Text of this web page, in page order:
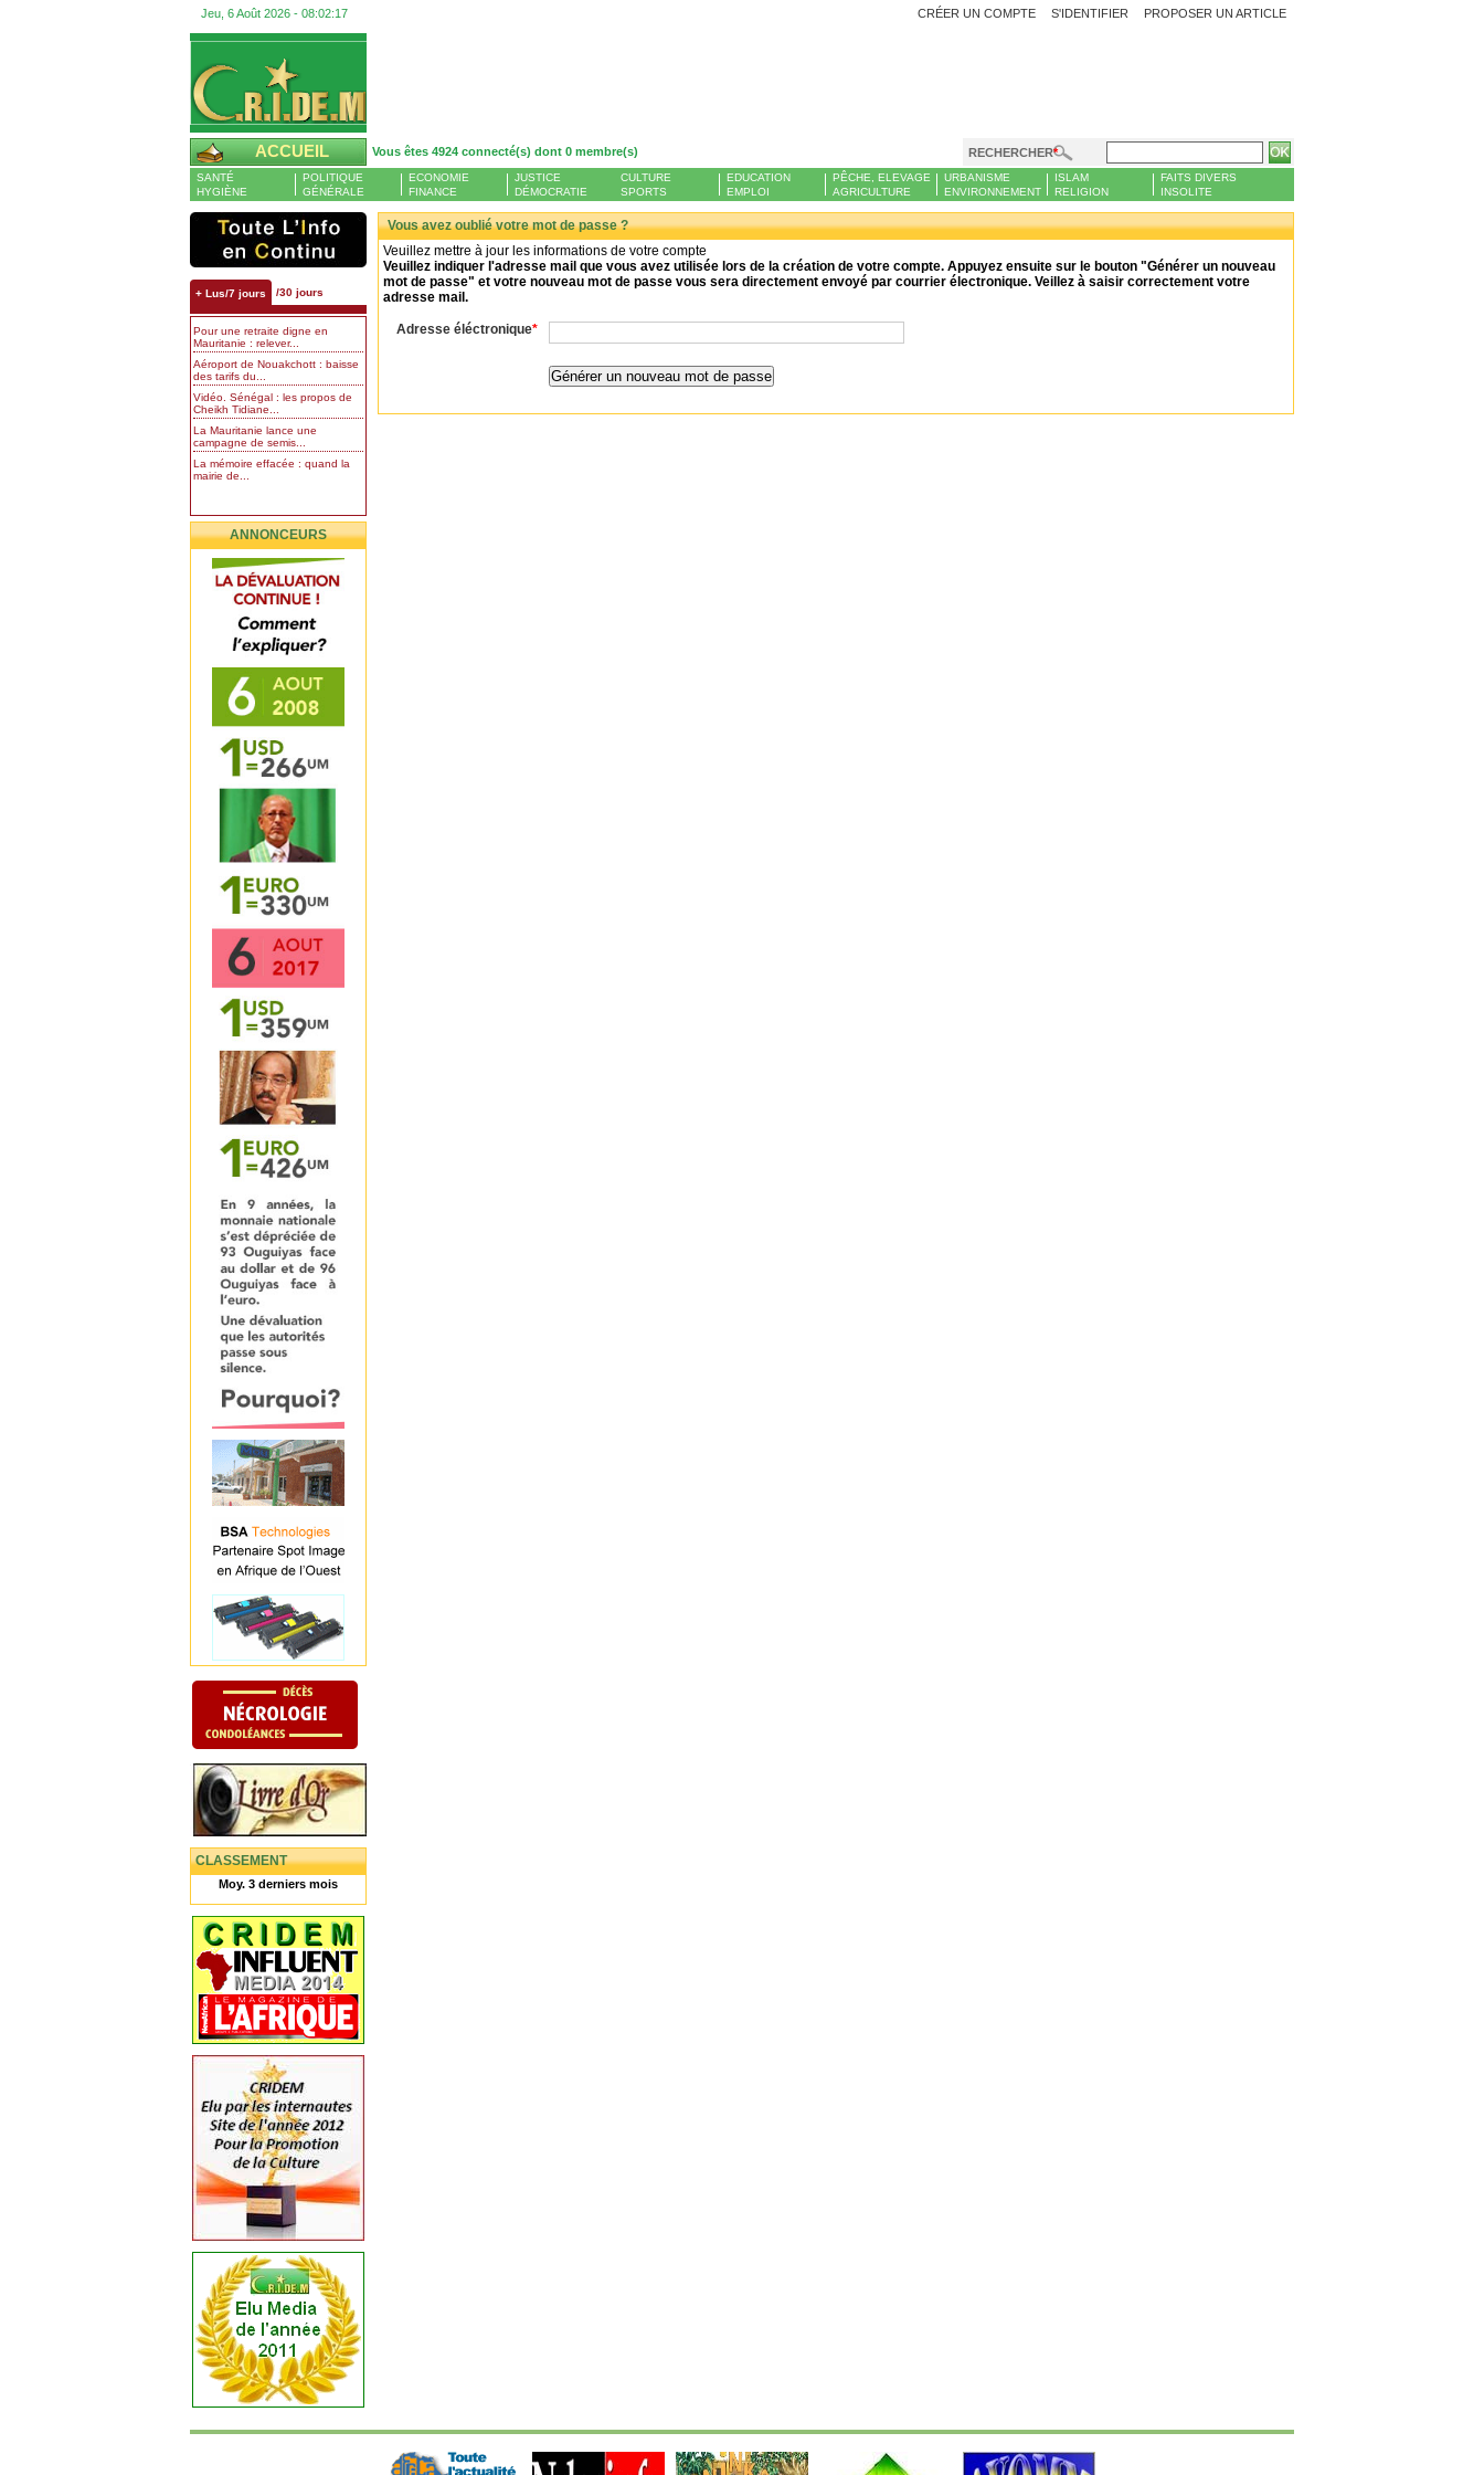
Jeu, 6 Août 2026 - 08:02:18 PROPOSER UN ARTICLE
CRÉER UN COMPTE S'IDENTIFIER
ACCUEIL Vous êtes 4924 connecté(s) dont 0 membre(s) RECHERCHER
SANTÉ
HYGIÈNE
POLITIQUE
GÉNÉRALE
ECONOMIE
FINANCE
JUSTICE
DÉMOCRATIE
CULTURE
SPORTS
EDUCATION
EMPLOI
PÊCHE, ELEVAGE
AGRICULTURE
URBANISME
ENVIRONNEMENT
ISLAM
RELIGION
FAITS DIVERS
INSOLITE
+ Lus/7 jours /30 jours
Pour une retraite digne en
Mauritanie : relever...
Aéroport de Nouakchott : baisse
des tarifs du...
Vidéo. Sénégal : les propos de
Cheikh Tidiane...
La Mauritanie lance une
campagne de semis...
La mémoire effacée : quand la
mairie de...
ANNONCEURS
CLASSEMENT
Moy. 3 derniers mois
Vous avez oublié votre mot de passe ?
Veuillez mettre à jour les informations de votre compte
Veuillez indiquer l'adresse mail que vous avez utilisée lors de la création de votre compte. Appuyez ensuite sur le bouton "Générer un nouveau
mot de passe" et votre nouveau mot de passe vous sera directement envoyé par courrier électronique. Veillez à saisir correctement votre
adresse mail.
Adresse éléctronique